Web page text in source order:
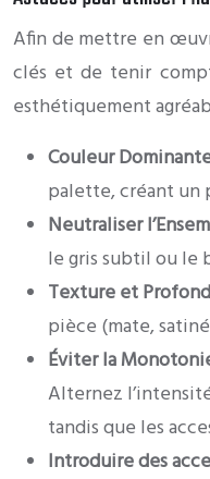
Afin de mettre en
clés et de tenir
esthétiquement
Couleur
palette, créant un
Neutraliser
le gris subtil ou le
Texture et
pièce (mate,
Éviter la
Alternez
tandis que les
Introduire des